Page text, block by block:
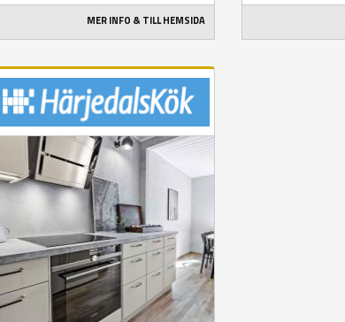
MER INFO & TILL HEMSIDA